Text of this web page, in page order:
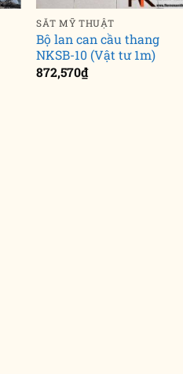
SẮT MỸ THUẬT
Bộ lan can cầu thang
NKSB-10 (Vật tư 1m)
872,570₫